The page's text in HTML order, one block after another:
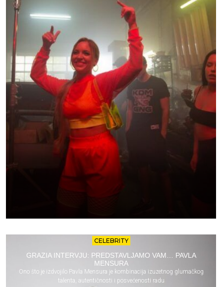
CELEBRITY
GRAZIA INTERVJU: PREDSTAVLJAMO VAM… PAVLA
MENSURA
Ono što je izdvojilo Pavla Mensura je kombinacija izuzetnog glumačkog
talenta, autentičnosti i posvećenosti radu